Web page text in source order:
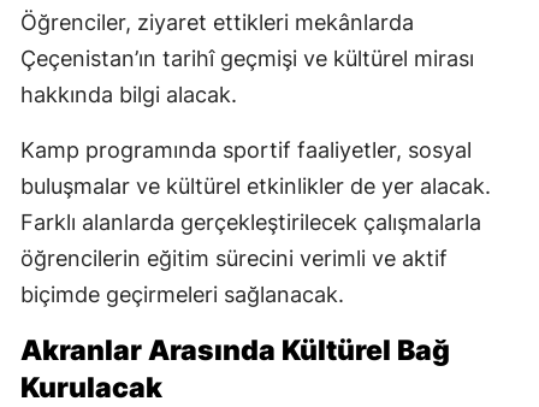
Öğrenciler, ziyaret ettikleri mekânlarda
Çeçenistan’ın tarihî geçmişi ve kültürel mirası
hakkında bilgi alacak.
Kamp programında sportif faaliyetler, sosyal
buluşmalar ve kültürel etkinlikler de yer alacak.
Farklı alanlarda gerçekleştirilecek çalışmalarla
öğrencilerin eğitim sürecini verimli ve aktif
biçimde geçirmeleri sağlanacak.
Akranlar Arasında Kültürel Bağ
Kurulacak